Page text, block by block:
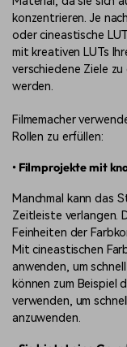
konzentrieren. Je
oder cineastische
mit kreativen LUTs
verschiedene Ziele
werden.
Filmemacher
Rollen zu erfüllen:
• Filmprojekte mit
Manchmal kann das
Zeitleiste verlangen.
Feinheiten der
Mit cineastischen
anwenden, um
können zum Beispiel
verwenden, um
anzuwenden.